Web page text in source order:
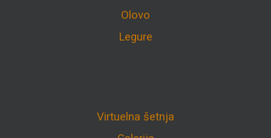
Olovo
Legure
Virtuelna šetnja